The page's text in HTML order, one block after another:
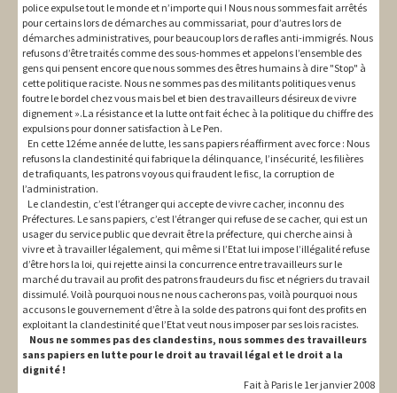
police expulse tout le monde et n’importe qui ! Nous nous sommes fait arrêtés
pour certains lors de démarches au commissariat, pour d’autres lors de
démarches administratives, pour beaucoup lors de rafles anti-immigrés. Nous
refusons d’être traités comme des sous-hommes et appelons l’ensemble des
gens qui pensent encore que nous sommes des êtres humains à dire "Stop" à
cette politique raciste. Nous ne sommes pas des militants politiques venus
foutre le bordel chez vous mais bel et bien des travailleurs désireux de vivre
dignement ».La résistance et la lutte ont fait échec à la politique du chiffre des
expulsions pour donner satisfaction à Le Pen.
En cette 12éme année de lutte, les sans papiers réaffirment avec force : Nous
refusons la clandestinité qui fabrique la délinquance, l’insécurité, les filières
de trafiquants, les patrons voyous qui fraudent le fisc, la corruption de
l’administration.
Le clandestin, c’est l’étranger qui accepte de vivre cacher, inconnu des
Préfectures. Le sans papiers, c’est l’étranger qui refuse de se cacher, qui est un
usager du service public que devrait être la préfecture, qui cherche ainsi à
vivre et à travailler légalement, qui même si l’Etat lui impose l’illégalité refuse
d’être hors la loi, qui rejette ainsi la concurrence entre travailleurs sur le
marché du travail au profit des patrons fraudeurs du fisc et négriers du travail
dissimulé. Voilà pourquoi nous ne nous cacherons pas, voilà pourquoi nous
accusons le gouvernement d’être à la solde des patrons qui font des profits en
exploitant la clandestinité que l’Etat veut nous imposer par ses lois racistes.
Nous ne sommes pas des clandestins, nous sommes des travailleurs
sans papiers en lutte pour le droit au travail légal et le droit a la
dignité !
Fait à Paris le 1er janvier 2008